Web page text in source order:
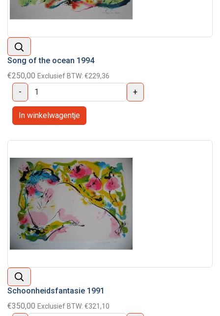
Song of the ocean 1994
€250,00 Exclusief BTW: €229,36
- +
Schoonheidsfantasie 1991
€350,00 Exclusief BTW: €321,10